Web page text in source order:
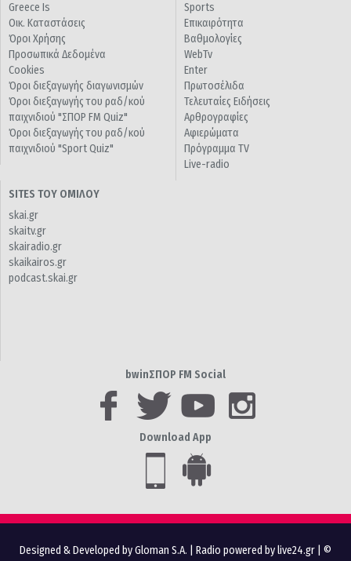
Greece Is
Οικ. Καταστάσεις
Όροι Χρήσης
Προσωπικά Δεδομένα
Cookies
Όροι διεξαγωγής διαγωνισμών
Όροι διεξαγωγής του ραδ/κού
παιχνιδιού "ΣΠΟΡ FM Quiz"
Όροι διεξαγωγής του ραδ/κού
παιχνιδιού "Sport Quiz"
Sports
Επικαιρότητα
Βαθμολογίες
WebTv
Enter
Πρωτοσέλιδα
Τελευταίες Ειδήσεις
Αρθρογραφίες
Αφιερώματα
Πρόγραμμα TV
Live-radio
SITES ΤΟΥ ΟΜΙΛΟΥ
skai.gr
skaitv.gr
skairadio.gr
skaikairos.gr
podcast.skai.gr
bwinΣΠΟΡ FM Social
Download App
Designed & Developed by Gloman S.A. Radio powered by live24.gr | ©